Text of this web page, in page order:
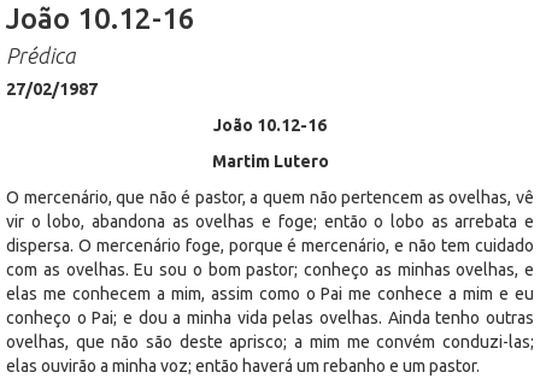
João 10.12-16
Prédica
27/02/1987
João 10.12-16
Martim Lutero
O mercenário, que não é pastor, a quem não pertencem as ovelhas, vê
vir o lobo, abandona as ovelhas e foge; então o lobo as arrebata e
dispersa. O mercenário foge, porque é mercenário, e não tem cuidado
com as ovelhas. Eu sou o bom pastor; conheço as minhas ovelhas, e
elas me conhecem a mim, assim como o Pai me conhece a mim e eu
conheço o Pai; e dou a minha vida pelas ovelhas. Ainda tenho outras
ovelhas, que não são deste aprisco; a mim me convém conduzi-las;
elas ouvirão a minha voz; então haverá um rebanho e um pastor.